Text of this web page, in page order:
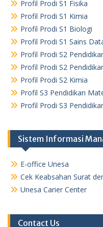
Profil Prodi S1 Fisika
Profil Prodi S1 Kimia
Profil Prodi S1 Biologi
Profil Prodi S1 Sains
Profil Prodi S2
Profil Prodi S2
Profil Prodi S2 Kimia
Profil S3 Pendidikan
Profil Prodi S3
Sistem Informasi
E-office Unesa
Cek Keabsahan Surat
Unesa Carier Center
Contact Us